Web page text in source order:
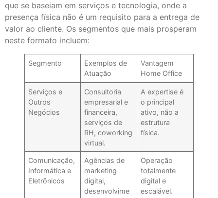
que se baseiam em serviços e tecnologia, onde a
presença física não é um requisito para a entrega de
valor ao cliente. Os segmentos que mais prosperam
neste formato incluem:
Segmento
Exemplos de
Atuação
Vantagem
Home Office
Serviços e
Outros
Negócios
Consultoria
empresarial e
financeira,
serviços de
RH, coworking
virtual.
A expertise é
o principal
ativo, não a
estrutura
física.
Comunicação,
Informática e
Eletrônicos
Agências de
marketing
digital,
desenvolvime
Operação
totalmente
digital e
escalável.